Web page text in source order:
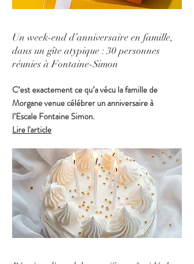
Un week-end d’anniversaire en famille,
dans un gîte atypique : 30 personnes
réunies à Fontaine-Simon
C’est exactement ce qu’a vécu la famille de
Morgane venue célébrer un anniversaire à
l’Escale Fontaine Simon.
Lire l'article